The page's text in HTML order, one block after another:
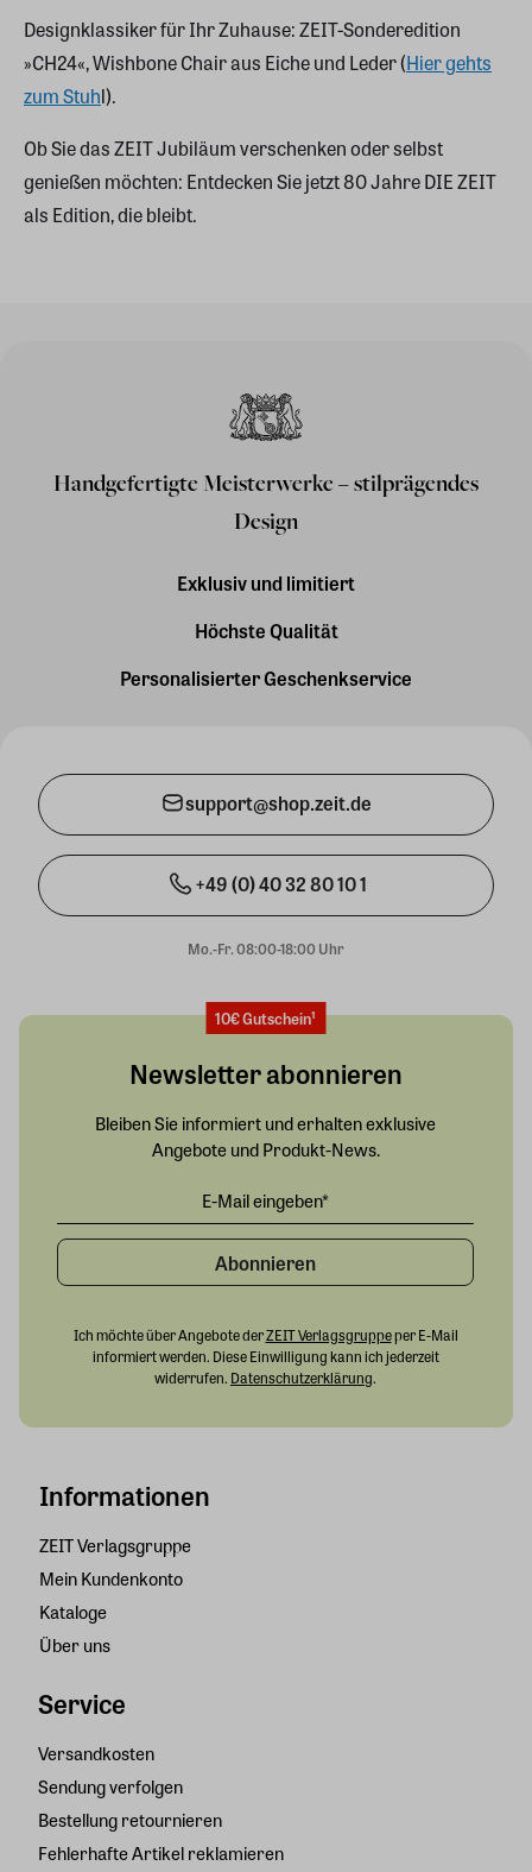
Designklassiker für Ihr Zuhause: ZEIT-Sonderedition
»CH24«, Wishbone Chair aus Eiche und Leder (Hier gehts
zum Stuhl).
Ob Sie das ZEIT Jubiläum verschenken oder selbst
genießen möchten: Entdecken Sie jetzt 80 Jahre DIE ZEIT
als Edition, die bleibt.
Handgefertigte Meisterwerke – stilprägendes
Design
Exklusiv und limitiert
Höchste Qualität
Personalisierter Geschenkservice
support@shop.zeit.de
+49 (0) 40 32 80 10 1
Mo.-Fr. 08:00-18:00 Uhr
Informationen
ZEIT Verlagsgruppe
Mein Kundenkonto
Kataloge
Über uns
Service
Versandkosten
Sendung verfolgen
Bestellung retournieren
Fehlerhafte Artikel reklamieren
10€ Gutschein¹
Newsletter abonnieren
Bleiben Sie informiert und erhalten exklusive
Angebote und Produkt-News.
Abonnieren
Ich möchte über Angebote derZEIT Verlagsgruppeper E-Mail
informiert werden. Diese Einwilligung kann ich jederzeit
widerrufen. Datenschutzerklärung.